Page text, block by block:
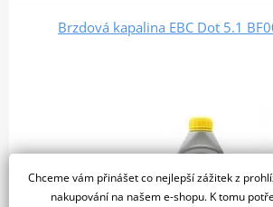
Brzdová kapalina EBC Dot 5.1
Chceme vám přinášet co nejlepší zážitek z
nakupování na našem e-shopu. K tomu